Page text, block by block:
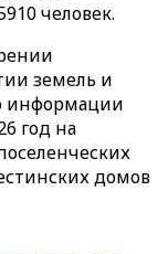
человек.
земель и
информации
год на
домов